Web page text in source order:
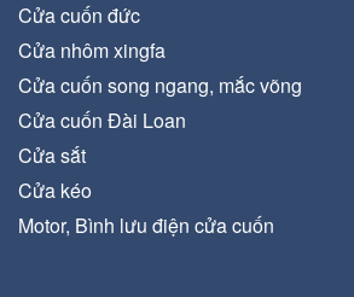
Cửa cuốn đức
Cửa nhôm xingfa
Cửa cuốn song ngang, mắc võng
Cửa cuốn Đài Loan
Cửa sắt
Cửa kéo
Motor, Bình lưu điện cửa cuốn